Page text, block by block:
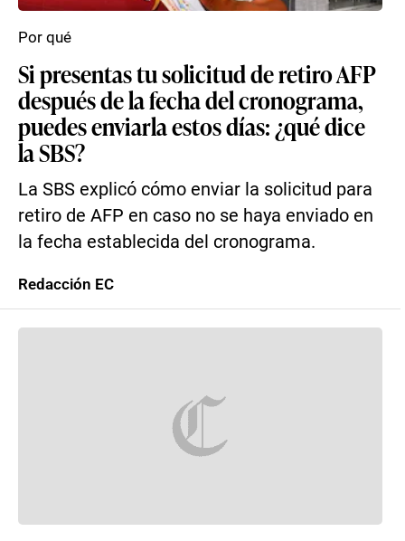
Si presentas tu solicitud de retiro AFP
después de la fecha del cronograma,
puedes enviarla estos días: ¿qué dice
la SBS?
La SBS explicó cómo enviar la solicitud para
retiro de AFP en caso no se haya enviado en
la fecha establecida del cronograma.
Por qué
Redacción EC